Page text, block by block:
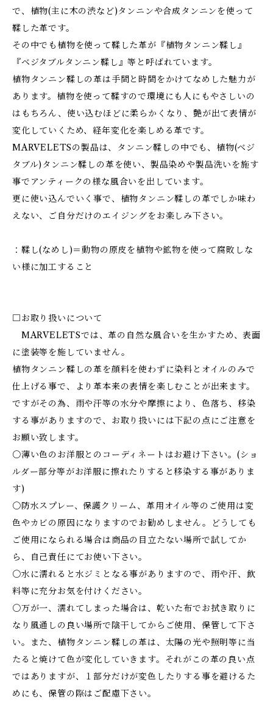
で、植物(主に木の渋など)タンニンや合成タンニンを使って
鞣した革です。
その中でも植物を使って鞣した革が『植物タンニン鞣し』
『ベジタブルタンニン鞣し』等と呼ばれています。
植物タンニン鞣しの革は手間と時間をかけてなめした魅力が
あります。植物を使って鞣すので環境にも人にもやさしいの
はもちろん、使い込むほどに柔らかくなり、艶が出て表情が
変化していくため、経年変化を楽しめる革です。
MARVELETSの製品は、タンニン鞣しの中でも、植物(ベジ
タブル)タンニン鞣しの革を使い、製品染めや製品洗いを施す
事でアンティークの様な風合いを出しています。
更に使い込んでいく事で、植物タンニン鞣しの革でしか味わ
えない、ご自分だけのエイジングをお楽しみ下さい。
：鞣し(なめし)＝動物の原皮を植物や鉱物を使って腐敗しな
い様に加工すること
□お取り扱いについて
MARVELETSでは、革の自然な風合いを生かすため、表面
に塗装等を施していません。
植物タンニン鞣しの革を顔料を使わずに染料とオイルのみで
仕上げる事で、より革本来の表情を楽しむことが出来ます。
ですがその為、雨や汗等の水分や摩擦により、色落ち、移染
する事がありますので、お取り扱いには下記の点にご注意を
お願い致します。
〇薄い色のお洋服とのコーディネートはお避け下さい。(ショ
ルダー部分等がお洋服に擦れたりすると移染する事がありま
す)
〇防水スプレー、保護クリーム、革用オイル等のご使用は変
色やカビの原因になりますのでお勧めしません。どうしても
ご使用になられる場合は商品の目立たない場所で試してか
ら、自己責任にてお使い下さい。
〇水に濡れると水ジミとなる事がありますので、雨や汗、飲
料等に充分お気を付けください。
〇万が一、濡れてしまった場合は、乾いた布でお拭き取りに
なり風通しの良い場所で陰干してからご使用、保管して下さ
い。また、植物タンニン鞣しの革は、太陽の光や照明等に当
たると焼けて色が変化していきます。それがこの革の良い点
ではありますが、１部分だけが変色したりする事を避けるた
めにも、保管の際はご配慮下さい。